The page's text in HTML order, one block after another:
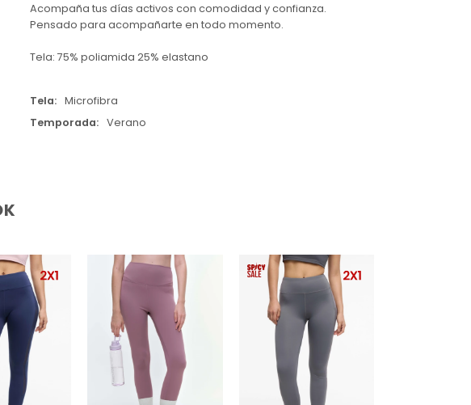
Acompaña tus días activos con comodidad y confianza.
Pensado para acompañarte en todo momento.
Tela: 75% poliamida 25% elastano
Tela
Microfibra
Temporada
Verano